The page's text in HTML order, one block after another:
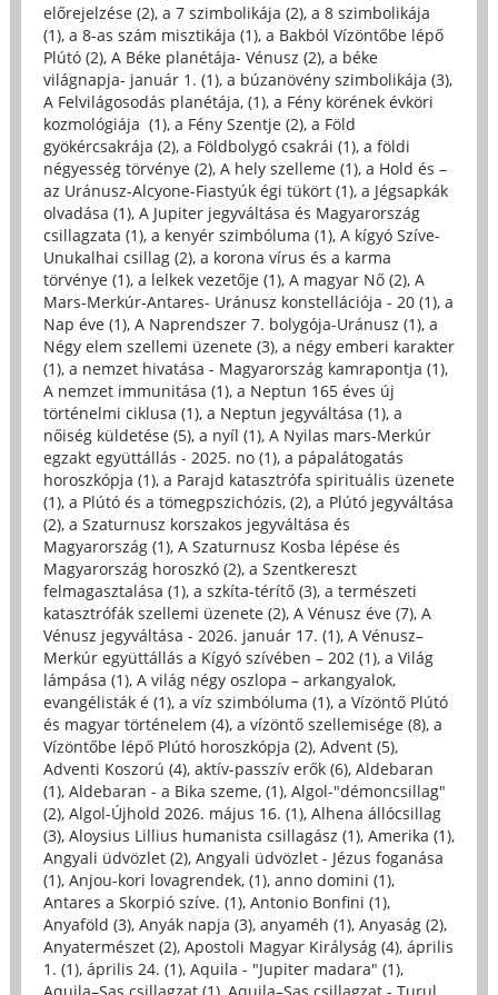
előrejelzése (2), a 7 szimbolikája (2), a 8 szimbolikája
(1), a 8-as szám misztikája (1), a Bakból Vízöntőbe lépő
Plútó (2), A Béke planétája- Vénusz (2), a béke
világnapja- január 1. (1), a búzanövény szimbolikája (3),
A Felvilágosodás planétája, (1), a Fény körének évköri
kozmológiája (1), a Fény Szentje (2), a Föld
gyökércsakrája (2), a Földbolygó csakrái (1), a földi
négyesség törvénye (2), A hely szelleme (1), a Hold és –
az Uránusz-Alcyone-Fiastyúk égi tükört (1), a Jégsapkák
olvadása (1), A Jupiter jegyváltása és Magyarország
csillagzata (1), a kenyér szimbóluma (1), A kígyó Szíve-
Unukalhai csillag (2), a korona vírus és a karma
törvénye (1), a lelkek vezetője (1), A magyar Nő (2), A
Mars-Merkúr-Antares- Uránusz konstellációja - 20 (1), a
Nap éve (1), A Naprendszer 7. bolygója-Uránusz (1), a
Négy elem szellemi üzenete (3), a négy emberi karakter
(1), a nemzet hivatása - Magyarország kamrapontja (1),
A nemzet immunitása (1), a Neptun 165 éves új
történelmi ciklusa (1), a Neptun jegyváltása (1), a
nőiség küldetése (5), a nyíl (1), A Nyilas mars-Merkúr
egzakt együttállás - 2025. no (1), a pápalátogatás
horoszkópja (1), a Parajd katasztrófa spirituális üzenete
(1), a Plútó és a tömegpszichózis, (2), a Plútó jegyváltása
(2), a Szaturnusz korszakos jegyváltása és
Magyarország (1), A Szaturnusz Kosba lépése és
Magyarország horoszkó (2), a Szentkereszt
felmagasztalása (1), a szkíta-térítő (3), a természeti
katasztrófák szellemi üzenete (2), A Vénusz éve (7), A
Vénusz jegyváltása - 2026. január 17. (1), A Vénusz–
Merkúr együttállás a Kígyó szívében – 202 (1), a Világ
lámpása (1), A világ négy oszlopa – arkangyalok,
evangélisták é (1), a víz szimbóluma (1), a Vízöntő Plútó
és magyar történelem (4), a vízöntő szellemisége (8), a
Vízöntőbe lépő Plútó horoszkópja (2), Advent (5),
Adventi Koszorú (4), aktív-passzív erők (6), Aldebaran
(1), Aldebaran - a Bika szeme, (1), Algol-"démoncsillag"
(2), Algol-Újhold 2026. május 16. (1), Alhena állócsillag
(3), Aloysius Lillius humanista csillagász (1), Amerika (1),
Angyali üdvözlet (2), Angyali üdvözlet - Jézus foganása
(1), Anjou-kori lovagrendek, (1), anno domini (1),
Antares a Skorpió szíve. (1), Antonio Bonfini (1),
Anyaföld (3), Anyák napja (3), anyaméh (1), Anyaság (2),
Anyatermészet (2), Apostoli Magyar Királyság (4), április
1. (1), április 24. (1), Aquila - "Jupiter madara" (1),